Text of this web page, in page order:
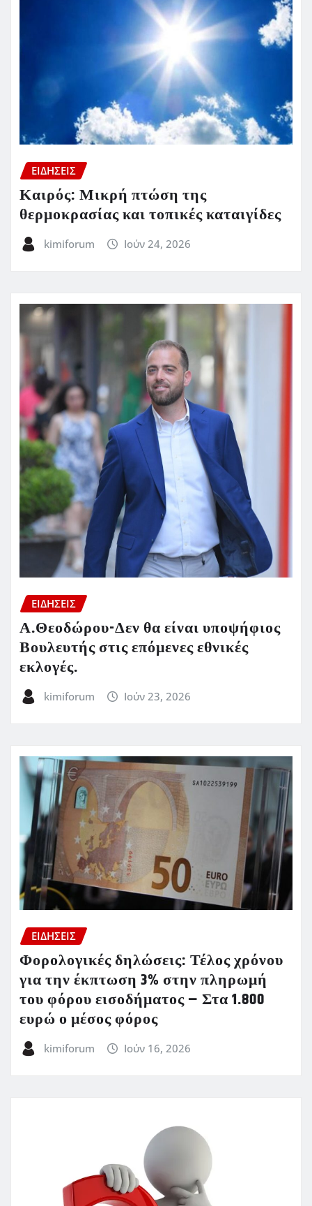
ΕΙΔΗΣΕΙΣ
Καιρός: Μικρή πτώση της
θερμοκρασίας και τοπικές καταιγίδες
kimiforum Ιούν 24, 2026
ΕΙΔΗΣΕΙΣ
Α.Θεοδώρου-Δεν θα είναι υποψήφιος
Βουλευτής στις επόμενες εθνικές
εκλογές.
kimiforum Ιούν 23, 2026
ΕΙΔΗΣΕΙΣ
Φορολογικές δηλώσεις: Τέλος χρόνου
για την έκπτωση 3% στην πληρωμή
του φόρου εισοδήματος – Στα 1.800
ευρώ ο μέσος φόρος
kimiforum Ιούν 16, 2026